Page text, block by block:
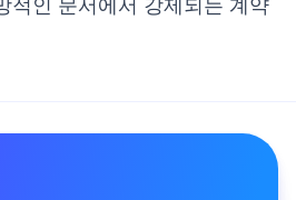
적인 문서에서 강제되는 계약